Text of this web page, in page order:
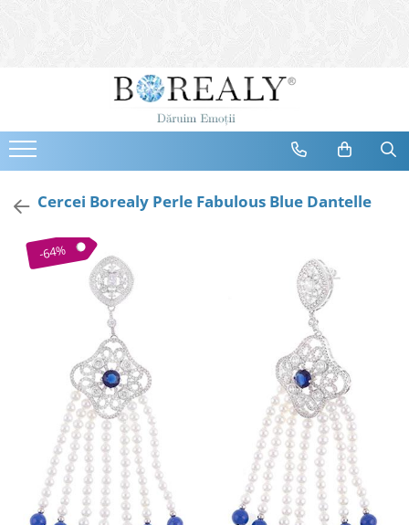
Bijuterii
Cercei
Bratari
Coliere
Brose
Tiare
Bijuterii Femei
Bijuterii Copii
Bijuterii Mirese
Reduceri
Cele mai noi
Cele mai vandute
Cele mai votate
Cu video
Cercei Borealy Perle Fabulous Blue Dantelle
-64%